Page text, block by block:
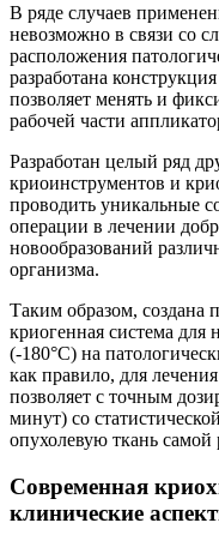
В ряде случаев
невозможно в связи со
расположения
разработана
позволяет менять и
рабочей части
Разработан целый ряд
криоинструментов и
проводить уникальные
операции в лечении
новообразований
организма.
Таким образом, создана
криогенная система для
(-180°C) на
как правило, для
позволяет с точным
минут) со
опухолевую ткань самой
Современная
клинические